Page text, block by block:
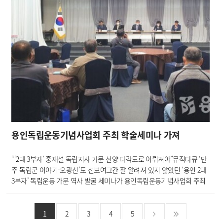
용인독립운동기념사업회 주최 학술세미나 가져
“‘2대 3부자’ 홍재설 독립지사 가문 선양 다각도로 이뤄져야”뮤직다큐 ‘만
주 독립군 이야기-오광선’도 선보여그간 잘 알려져 있지 않았던 ‘용인 2대
3부자’ 독립운동 가문 역사 발굴 세미나가 용인독립운동기념사업회 주최
로 지난 16일 마련됐다. 이날 행사는 순국선열의 날 추념식과 뮤직 다큐 ‘3
대에 걸친 만주 독립군 이야기-오광선 가문’ 제작 발표를 겸해 …
1
2 3 4 5